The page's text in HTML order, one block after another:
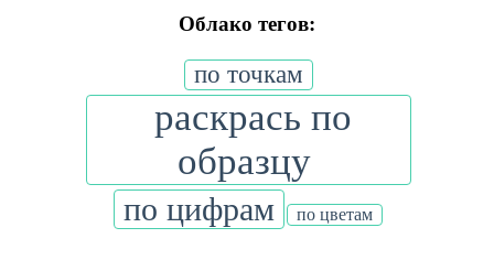
Облако тегов:
по точкам
раскрась по
образцу
по цифрам по цветам